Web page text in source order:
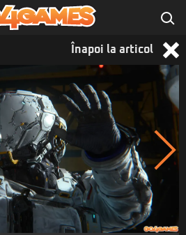
Înapoi la articol